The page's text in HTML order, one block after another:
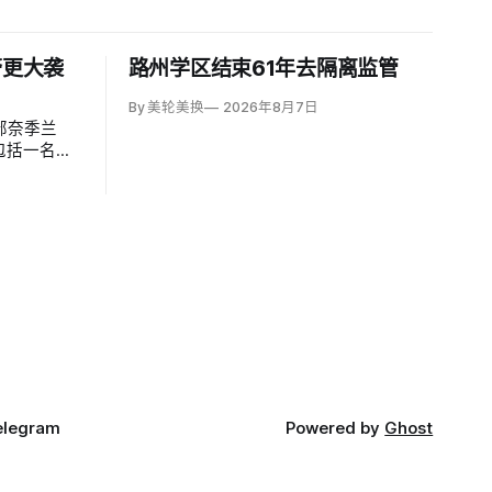
大袭
奈季兰
一名二
路州学区结束61年去隔离监管
By 美轮美换 2026年8月7日
Powered by Ghost